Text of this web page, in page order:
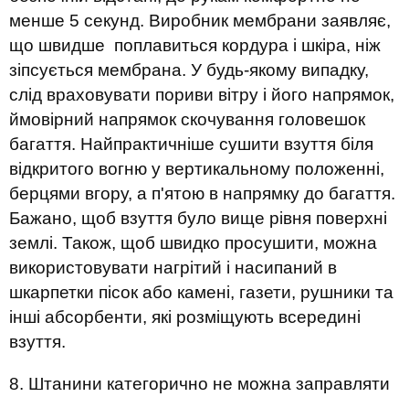
менше 5 секунд. Виробник мембрани заявляє,
що швидше поплавиться кордура і шкіра, ніж
зіпсується мембрана. У будь-якому випадку,
слід враховувати пориви вітру і його напрямок,
ймовірний напрямок скочування головешок
багаття. Найпрактичніше сушити взуття біля
відкритого вогню у вертикальному положенні,
берцями вгору, а п'ятою в напрямку до багаття.
Бажано, щоб взуття було вище рівня поверхні
землі. Також, щоб швидко просушити, можна
використовувати нагрітий і насипаний в
шкарпетки пісок або камені, газети, рушники та
інші абсорбенти, які розміщують всередині
взуття.
8. Штанини категорично не можна заправляти